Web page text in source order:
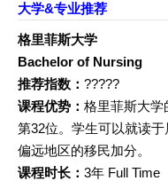
大学&专业推荐
格里菲斯大学
Bachelor of Nursing
推荐指数： ?????
课程优势： 格里菲斯大学
第32位。学生可以就读
偏远地区的移民加分。
课程时长： 3年 Full Time